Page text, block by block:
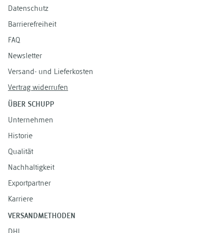
Datenschutz
Barrierefreiheit
FAQ
Newsletter
Versand- und Lieferkosten
Vertrag widerrufen
ÜBER SCHUPP
Unternehmen
Historie
Qualität
Nachhaltigkeit
Exportpartner
Karriere
VERSANDMETHODEN